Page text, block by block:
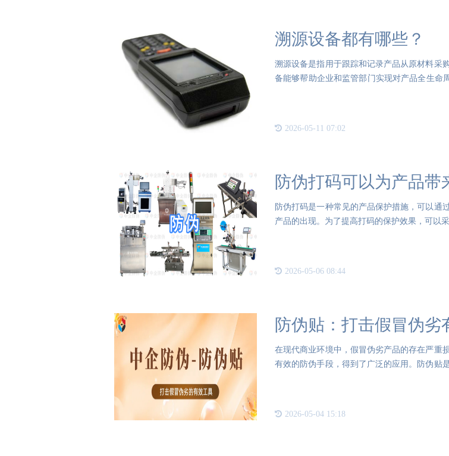
溯源设备都有哪些？
溯源设备是指用于跟踪和记录产品从原材料采
备能够帮助企业和监管部门实现对产品全生命
2026-05-11 07:02
防伪打码可以为产品带
防伪打码是一种常见的产品保护措施，可以通
产品的出现。为了提高打码的保护效果，可以
2026-05-06 08:44
防伪贴：打击假冒伪劣
在现代商业环境中，假冒伪劣产品的存在严重
有效的防伪手段，得到了广泛的应用。防伪贴
2026-05-04 15:18